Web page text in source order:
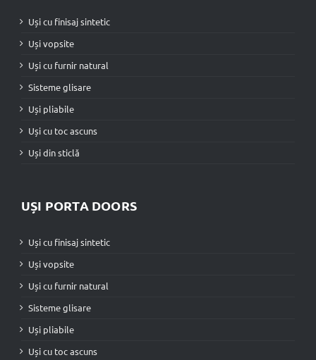
Uși cu finisaj sintetic
Uși vopsite
Uși cu furnir natural
Sisteme glisare
Uși pliabile
Uși cu toc ascuns
Uși din sticlă
UȘI PORTA DOORS
Uși cu finisaj sintetic
Uși vopsite
Uși cu furnir natural
Sisteme glisare
Uși pliabile
Uși cu toc ascuns